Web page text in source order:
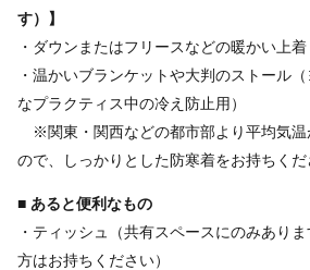
す）】
・ダウンまたはフリースなどの暖かい上
・温かいブランケットや大判のストール
なプラクティス中の冷え防止用）
※関東・関西などの都市部より平均気温
ので、しっかりとした防寒着をお持ちくだ
■ あると便利なもの
・ティッシュ（共有スペースにのみあり
方はお持ちください）